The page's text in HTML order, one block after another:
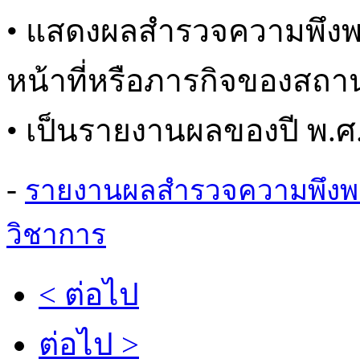
• แสดงผลสำรวจความพึ
หน้าที่หรือภารกิจของสถ
• เป็นรายงานผลของปี พ.ศ
- รายงานผลสำรวจความพึง
วิชาการ
< ต่อไป
ต่อไป >